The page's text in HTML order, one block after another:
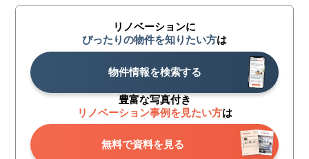
リノベーションに
ぴったりの物件を知りたい方は
物件情報を検索する
豊富な写真付き
リノベーション事例を見たい方は
無料で資料を見る